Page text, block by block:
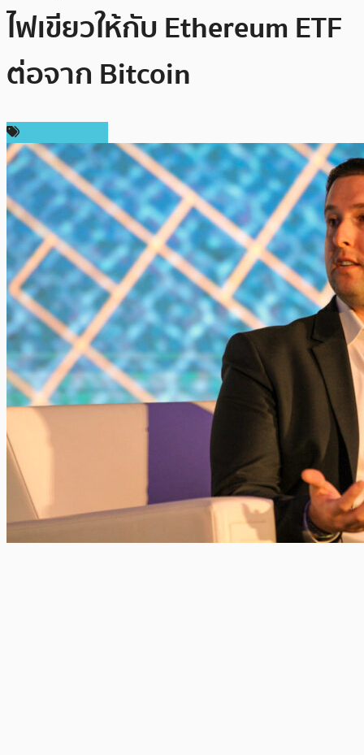
ไฟเขียวให้กับ Ethereum ETF
ต่อจาก Bitcoin